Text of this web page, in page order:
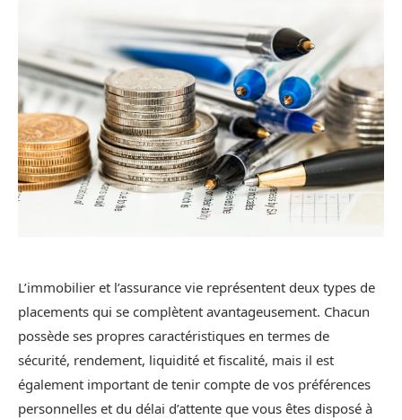
L’immobilier et l’assurance vie représentent deux types de
placements qui se complètent avantageusement. Chacun
possède ses propres caractéristiques en termes de
sécurité, rendement, liquidité et fiscalité, mais il est
également important de tenir compte de vos préférences
personnelles et du délai d’attente que vous êtes disposé à